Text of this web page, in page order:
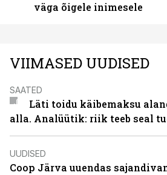
väga õigele inimesele
VIIMASED UUDISED
SAATED
Läti toidu käibemaksu
alla. Analüütik: riik teeb seal
UUDISED
Coop Järva uuendas